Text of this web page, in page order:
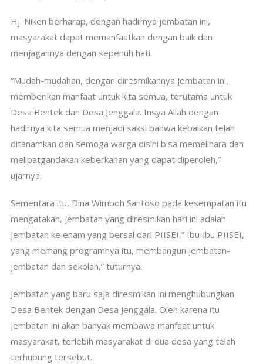
Hj. Niken berharap, dengan hadirnya jembatan ini,
masyarakat dapat memanfaatkan dengan baik dan
menjagannya dengan sepenuh hati.
“Mudah-mudahan, dengan diresmikannya jembatan ini,
memberikan manfaat untuk kita semua, terutama untuk
Desa Bentek dan Desa Jenggala. Insya Allah dengan
hadirnya kita semua menjadi saksi bahwa kebaikan telah
ditanamkan dan semoga warga disini bisa memelihara dan
melipatgandakan keberkahan yang dapat diperoleh,”
ujarnya.
Sementara itu, Dina Wimboh Santoso pada kesempatan itu
mengatakan, jembatan yang diresmikan hari ini adalah
jembatan ke enam yang bersal dari PIISEI,” Ibu-ibu PIISEI,
yang memang programnya itu, membangun jembatan-
jembatan dan sekolah,” tuturnya.
Jembatan yang baru saja diresmikan ini menghubungkan
Desa Bentek dengan Desa Jenggala. Oleh karena itu
jembatan ini akan banyak membawa manfaat untuk
masyarakat, terlebih masyarakat di dua desa yang telah
terhubung tersebut.